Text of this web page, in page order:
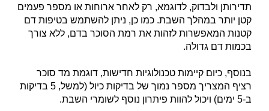
תדירותן ולבדוק, לדוגמא, רק לאחר ארוחות או מספר פעמים
קטן יותר במהלך השבת. כמו כן, ניתן להשתמש בטיפות דם
קטנות המאפשרות לזהות את רמת הסוכר בדם, ללא צורך
בכמות דם גדולה.
בנוסף, כיום קיימות טכנולוגיות חדישות, דוגמת מד סוכר
רציף המצריך מספר נמוך של בדיקות כיול (למשל, 5 בדיקות
ב-5 ימים) ויכול להוות פיתרון נוסף לשומרי השבת.